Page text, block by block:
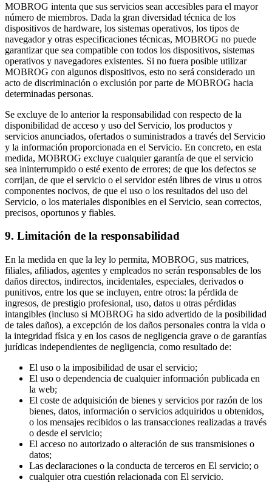
MOBROG intenta que sus servicios sean accesibles para el mayor
número de miembros. Dada la gran diversidad técnica de los
dispositivos de hardware, los sistemas operativos, los tipos de
navegador y otras especificaciones técnicas, MOBROG no puede
garantizar que sea compatible con todos los dispositivos, sistemas
operativos y navegadores existentes. Si no fuera posible utilizar
MOBROG con algunos dispositivos, esto no será considerado un
acto de discriminación o exclusión por parte de MOBROG hacia
determinadas personas.
Se excluye de lo anterior la responsabilidad con respecto de la
disponibilidad de acceso y uso del Servicio, los productos y
servicios anunciados, ofertados o suministrados a través del Servicio
y la información proporcionada en el Servicio. En concreto, en esta
medida, MOBROG excluye cualquier garantía de que el servicio
sea ininterrumpido o esté exento de errores; de que los defectos se
corrijan, de que el servicio o el servidor estén libres de virus u otros
componentes nocivos, de que el uso o los resultados del uso del
Servicio, o los materiales disponibles en el Servicio, sean correctos,
precisos, oportunos y fiables.
9. Limitación de la responsabilidad
En la medida en que la ley lo permita, MOBROG, sus matrices,
filiales, afiliados, agentes y empleados no serán responsables de los
daños directos, indirectos, incidentales, especiales, derivados o
punitivos, entre los que se incluyen, entre otros: la pérdida de
ingresos, de prestigio profesional, uso, datos u otras pérdidas
intangibles (incluso si MOBROG ha sido advertido de la posibilidad
de tales daños), a excepción de los daños personales contra la vida o
la integridad física y en los casos de negligencia grave o de garantías
jurídicas independientes de negligencia, como resultado de:
El uso o la imposibilidad de usar el servicio;
El uso o dependencia de cualquier información publicada en
la web;
El coste de adquisición de bienes y servicios por razón de los
bienes, datos, información o servicios adquiridos u obtenidos,
o los mensajes recibidos o las transacciones realizadas a través
o desde el servicio;
El acceso no autorizado o alteración de sus transmisiones o
datos;
Las declaraciones o la conducta de terceros en El servicio; o
cualquier otra cuestión relacionada con El servicio.